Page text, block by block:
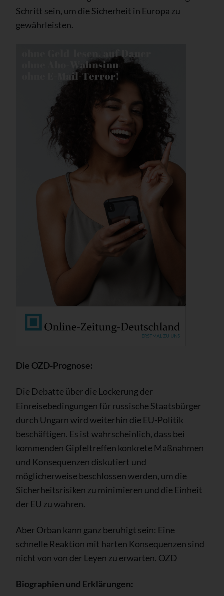
Schritt sein, um die Sicherheit in Europa zu
gewährleisten.
Die OZD-Prognose:
Die Debatte über die Lockerung der
Einreisebedingungen für russische Staatsbürger
durch Ungarn wird weiterhin die EU-Politik
beschäftigen. Es ist wahrscheinlich, dass bei
kommenden Gipfeltreffen konkrete Maßnahmen
und Konsequenzen diskutiert und
möglicherweise beschlossen werden, um die
Sicherheitsrisiken zu minimieren und die Einheit
der EU zu wahren.
Aber Orban kann ganz beruhigt sein: Eine
schnelle Reaktion mit harten Konsequenzen sind
nicht von von der Leyen zu erwarten. OZD
Biographien und Erklärungen: